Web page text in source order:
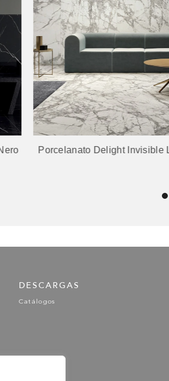
Porcelanato Delight Invisible Light
DESCARGAS
Catálogos